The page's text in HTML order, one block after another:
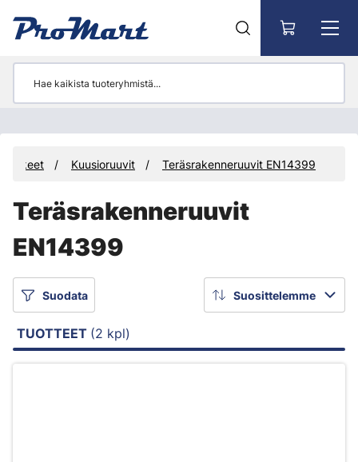
Kuusioruuvit Teräsrakenneruuvit EN14399
Teräsrakenneruuvit
EN14399
Suodata Suosittelemme
TUOTTEET (2 kpl)